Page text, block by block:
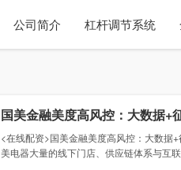
公司简介 杠杆调节系统
国美金融美度高风控：大数据+
<在线配资>国美金融美度高风控：大数据
美电器大量的线下门店、供应链体系与互